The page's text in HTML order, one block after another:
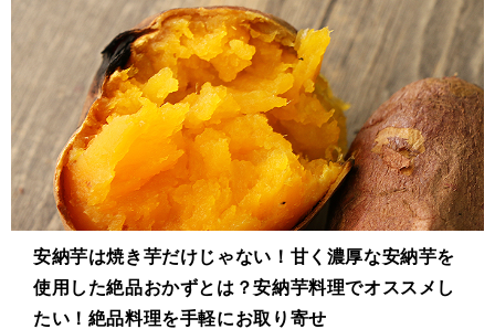
安納芋は焼き芋だけじゃない！甘く濃厚な安納芋を
使用した絶品おかずとは？安納芋料理でオススメし
たい！絶品料理を手軽にお取り寄せ